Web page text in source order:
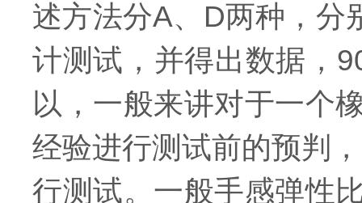
述方法分A、D两种，分
计测试，并得出数据，
以，一般来讲对于一个
经验进行测试前的预判
行测试。一般手感弹性